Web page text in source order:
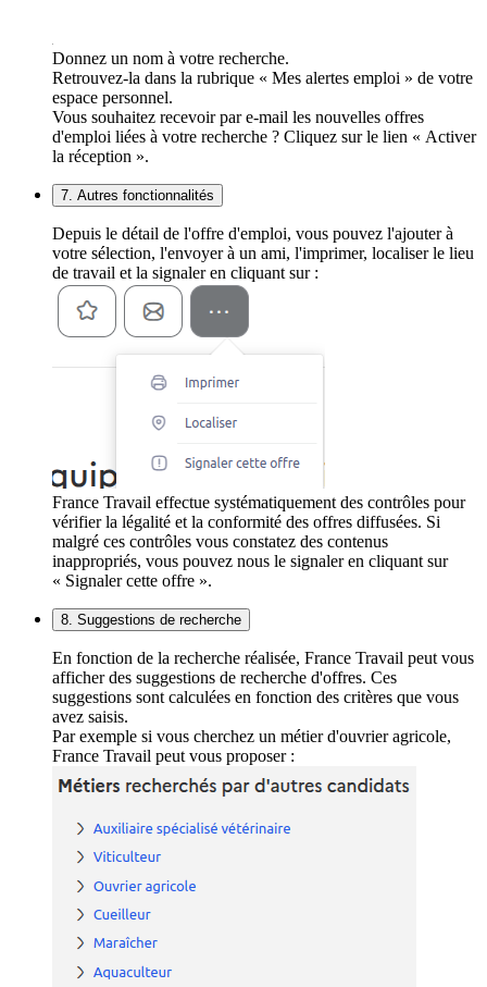
Donnez un nom à votre recherche.
Retrouvez-la dans la rubrique « Mes alertes emploi » de votre
espace personnel.
Vous souhaitez recevoir par e-mail les nouvelles offres
d'emploi liées à votre recherche ? Cliquez sur le lien « Activer
la réception ».
7. Autres fonctionnalités
Depuis le détail de l'offre d'emploi, vous pouvez l'ajouter à
votre sélection, l'envoyer à un ami, l'imprimer, localiser le lieu
de travail et la signaler en cliquant sur :
France Travail effectue systématiquement des contrôles pour
vérifier la légalité et la conformité des offres diffusées. Si
malgré ces contrôles vous constatez des contenus
inappropriés, vous pouvez nous le signaler en cliquant sur
« Signaler cette offre ».
8. Suggestions de recherche
En fonction de la recherche réalisée, France Travail peut vous
afficher des suggestions de recherche d'offres. Ces
suggestions sont calculées en fonction des critères que vous
avez saisis.
Par exemple si vous cherchez un métier d'ouvrier agricole,
France Travail peut vous proposer :